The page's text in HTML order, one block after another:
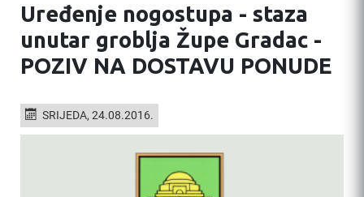
Uređenje nogostupa - staza
unutar groblja Župe Gradac -
POZIV NA DOSTAVU PONUDE
SRIJEDA, 24.08.2016.